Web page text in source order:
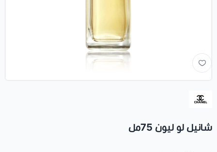
شانيل لو ليون 75مل